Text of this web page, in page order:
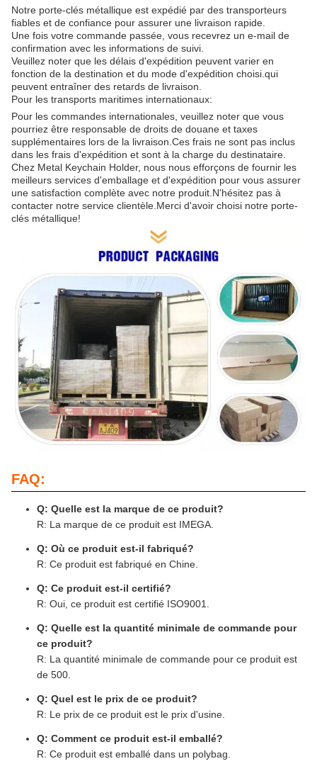
Notre porte-clés métallique est expédié par des transporteurs
fiables et de confiance pour assurer une livraison rapide.
Une fois votre commande passée, vous recevrez un e-mail de
confirmation avec les informations de suivi.
Veuillez noter que les délais d'expédition peuvent varier en
fonction de la destination et du mode d'expédition choisi.qui
peuvent entraîner des retards de livraison.
Pour les transports maritimes internationaux:
Pour les commandes internationales, veuillez noter que vous
pourriez être responsable de droits de douane et taxes
supplémentaires lors de la livraison.Ces frais ne sont pas inclus
dans les frais d'expédition et sont à la charge du destinataire.
Chez Metal Keychain Holder, nous nous efforçons de fournir les
meilleurs services d'emballage et d'expédition pour vous assurer
une satisfaction complète avec notre produit.N'hésitez pas à
contacter notre service clientèle.Merci d'avoir choisi notre porte-
clés métallique!
FAQ:
Q: Quelle est la marque de ce produit?
R: La marque de ce produit est IMEGA.
Q: Où ce produit est-il fabriqué?
R: Ce produit est fabriqué en Chine.
Q: Ce produit est-il certifié?
R: Oui, ce produit est certifié ISO9001.
Q: Quelle est la quantité minimale de commande pour
ce produit?
R: La quantité minimale de commande pour ce produit est
de 500.
Q: Quel est le prix de ce produit?
R: Le prix de ce produit est le prix d'usine.
Q: Comment ce produit est-il emballé?
R: Ce produit est emballé dans un polybag.